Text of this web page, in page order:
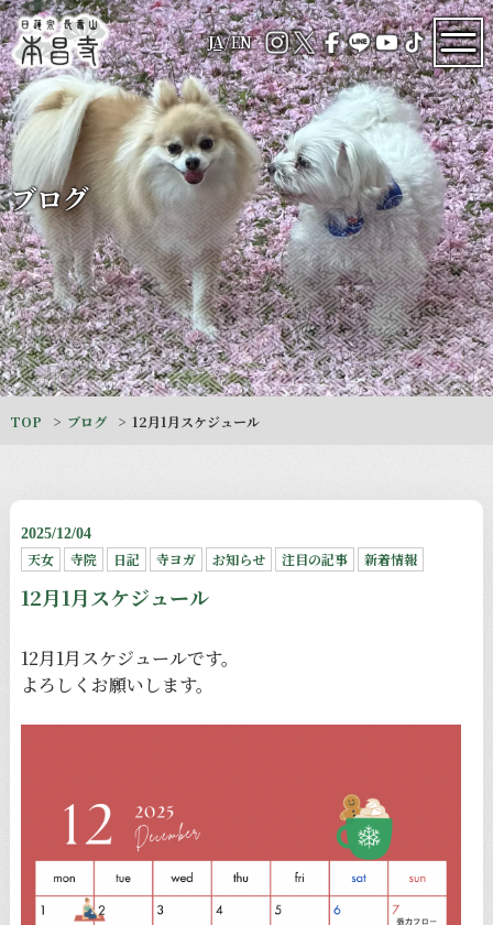
JA/EN
ブログ
TOP ブログ 12月1月スケジュール
2025/12/04
天女 寺院 日記 寺ヨガ お知らせ 注目の記事 新着情報
12月1月スケジュール
12月1月スケジュールです。
よろしくお願いします。